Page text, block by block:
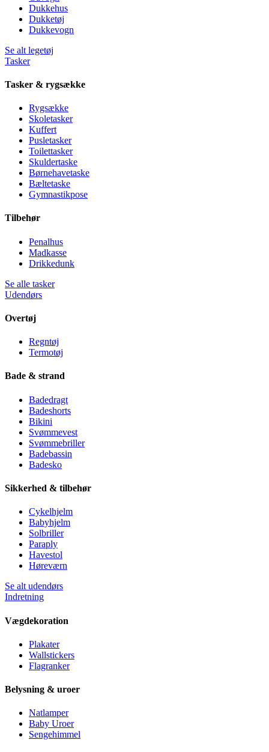
Dukkehus
Dukketøj
Dukkevogn
Se alt legetøj
Tasker
Tasker & rygsække
Rygsække
Skoletasker
Kuffert
Pusletasker
Toilettasker
Skuldertaske
Børnehavetaske
Bæltetaske
Gymnastikpose
Tilbehør
Penalhus
Madkasse
Drikkedunk
Se alle tasker
Udendørs
Overtøj
Regntøj
Termotøj
Bade & strand
Badedragt
Badeshorts
Bikini
Svømmevest
Svømmebriller
Badebassin
Badesko
Sikkerhed & tilbehør
Cykelhjelm
Babyhjelm
Solbriller
Paraply
Havestol
Høreværn
Se alt udendørs
Indretning
Vægdekoration
Plakater
Wallstickers
Flagranker
Belysning & uroer
Natlamper
Baby Uroer
Sengehimmel